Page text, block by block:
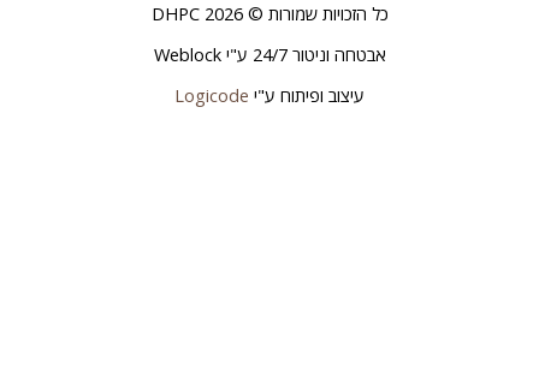
כל הזכויות שמורות © 2026 DHPC
אבטחה וניטור 24/7 ע"י
Weblock
עיצוב ופיתוח ע"יLogicode